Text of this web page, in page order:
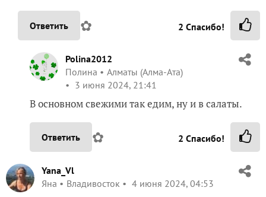
Ответить ✿ 2 Спасибо!
Polina2012
Полина
Алматы (Алма-Ата)
3 июня 2024, 21:41
В основном свежими так едим, ну и в салаты.
Ответить ✿ 2 Спасибо!
Yana_Vl
Яна
Владивосток 4 июня 2024, 04:53